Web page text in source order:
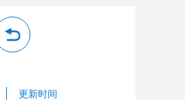
更新时间